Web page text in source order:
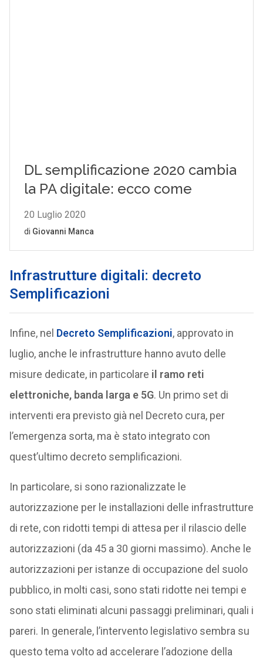
Infrastrutture digitali: decreto
Semplificazioni
Infine, nel Decreto Semplificazioni, approvato in
luglio, anche le infrastrutture hanno avuto delle
misure dedicate, in particolare il ramo reti
elettroniche, banda larga e 5G. Un primo set di
interventi era previsto già nel Decreto cura, per
l’emergenza sorta, ma è stato integrato con
quest’ultimo decreto semplificazioni.
In particolare, si sono razionalizzate le
autorizzazione per le installazioni delle infrastrutture
di rete, con ridotti tempi di attesa per il rilascio delle
autorizzazioni (da 45 a 30 giorni massimo). Anche le
autorizzazioni per istanze di occupazione del suolo
pubblico, in molti casi, sono stati ridotte nei tempi e
sono stati eliminati alcuni passaggi preliminari, quali i
pareri. In generale, l’intervento legislativo sembra su
questo tema volto ad accelerare l’adozione della